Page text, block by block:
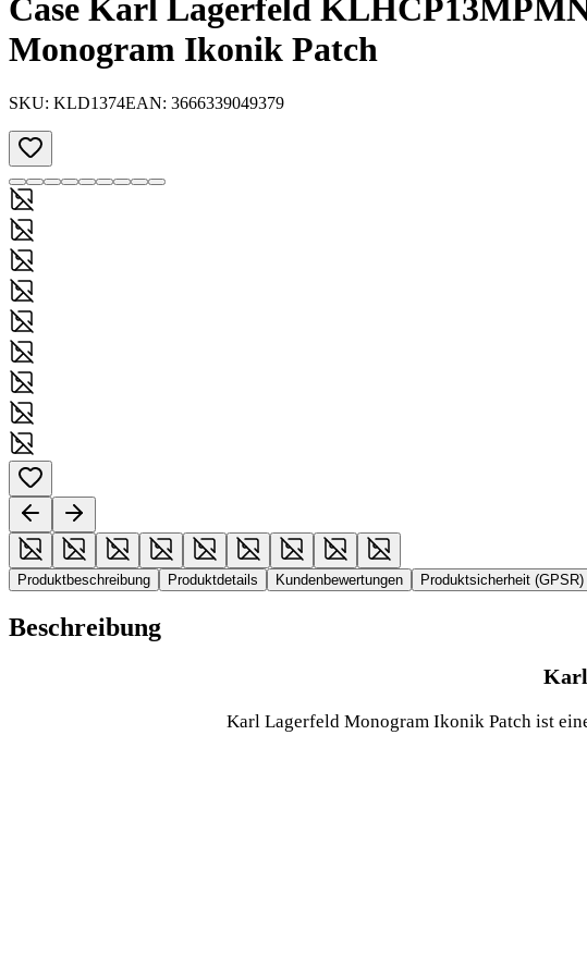
Case Karl Lagerfeld
Monogram Ikonik Patch
SKU: KLD1374EAN: 3666339049379
Produktbeschreibung Produktdetails Kundenbewertungen Produktsicherheit (GPSR)
Beschreibung
Karl Lagerfeld Monogram Ikonik Patch ist